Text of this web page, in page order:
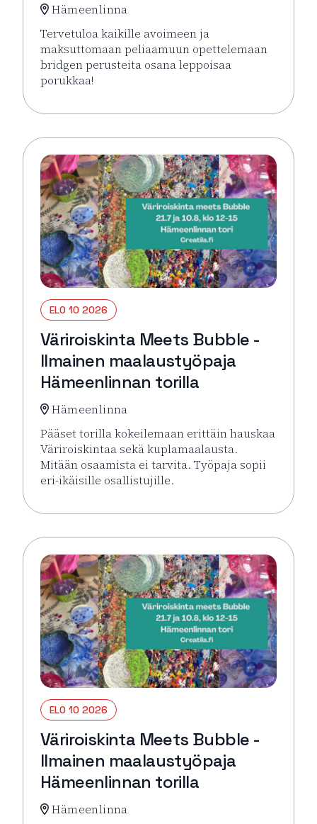
Hämeenlinna
Tervetuloa kaikille avoimeen ja
maksuttomaan peliaamuun opettelemaan
bridgen perusteita osana leppoisaa
porukkaa!
ELO 10 2026
Väriroiskinta Meets Bubble -
Ilmainen maalaustyöpaja
Hämeenlinnan torilla
Hämeenlinna
Pääset torilla kokeilemaan erittäin hauskaa
Väriroiskintaa sekä kuplamaalausta.
Mitään osaamista ei tarvita. Työpaja sopii
eri-ikäisille osallistujille.
Lue lisää tapahtumasta Väriroiskinta Meets
ELO 10 2026
Väriroiskinta Meets Bubble -
Ilmainen maalaustyöpaja
Hämeenlinnan torilla
Hämeenlinna